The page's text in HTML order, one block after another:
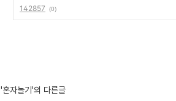
142857 (0)
'혼자놀기'의 다른글